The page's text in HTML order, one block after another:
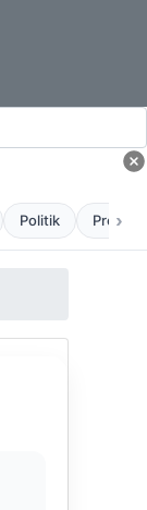
Politik Profil
›